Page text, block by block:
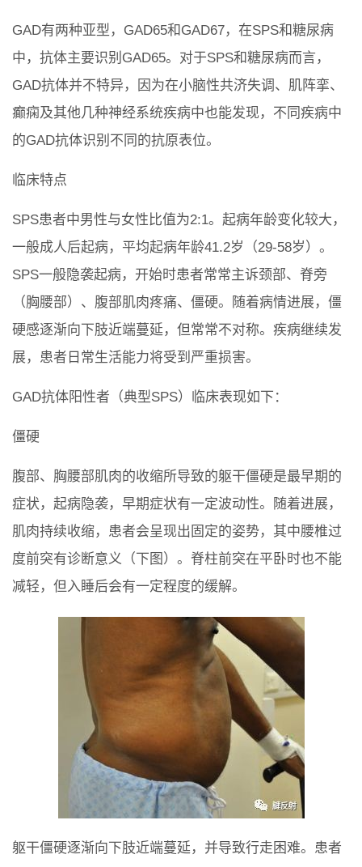
GAD有两种亚型，GAD65和GAD67，在SPS和糖尿病
中，抗体主要识别GAD65。对于SPS和糖尿病而言，
GAD抗体并不特异，因为在小脑性共济失调、肌阵挛、
癫痫及其他几种神经系统疾病中也能发现，不同疾病中
的GAD抗体识别不同的抗原表位。
临床特点
SPS患者中男性与女性比值为2:1。起病年龄变化较大，
一般成人后起病，平均起病年龄41.2岁（29-58岁）。
SPS一般隐袭起病，开始时患者常常主诉颈部、脊旁
（胸腰部）、腹部肌肉疼痛、僵硬。随着病情进展，僵
硬感逐渐向下肢近端蔓延，但常常不对称。疾病继续发
展，患者日常生活能力将受到严重损害。
GAD抗体阳性者（典型SPS）临床表现如下：
僵硬
腹部、胸腰部肌肉的收缩所导致的躯干僵硬是最早期的
症状，起病隐袭，早期症状有一定波动性。随着进展，
肌肉持续收缩，患者会呈现出固定的姿势，其中腰椎过
度前突有诊断意义（下图）。脊柱前突在平卧时也不能
减轻，但入睡后会有一定程度的缓解。
躯干僵硬逐渐向下肢近端蔓延，并导致行走困难。患者